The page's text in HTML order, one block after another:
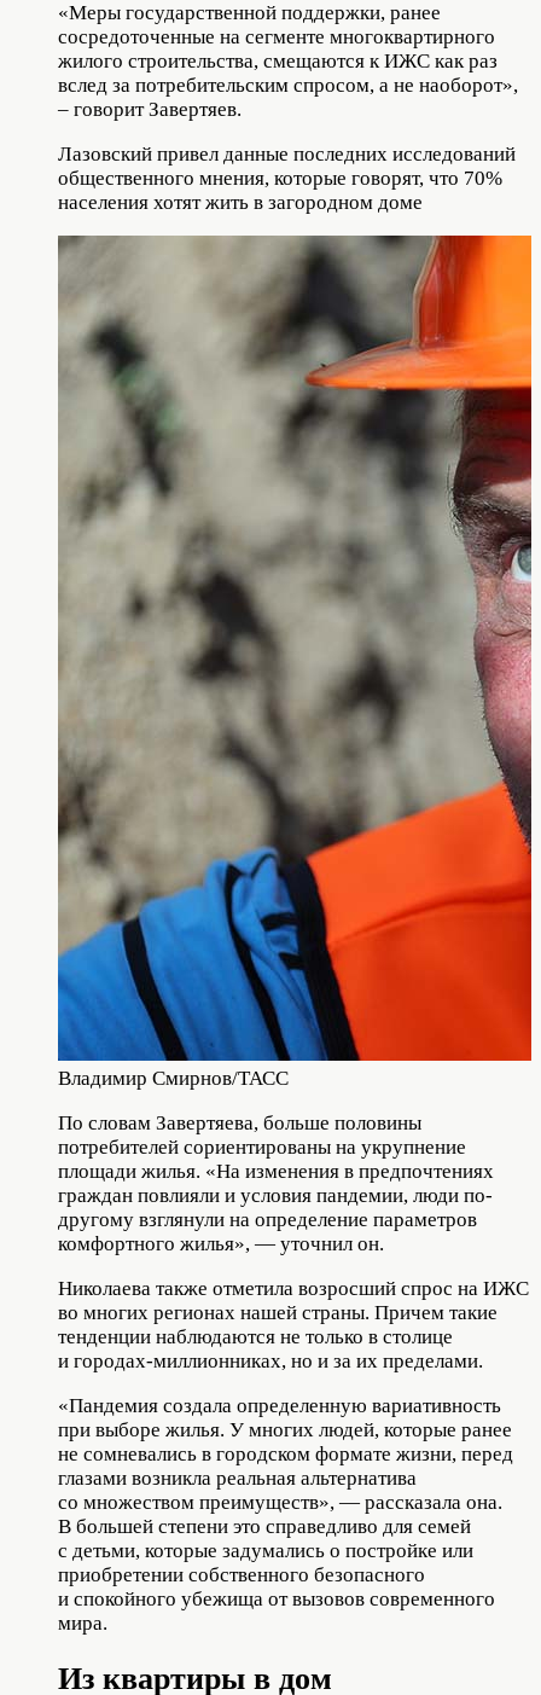
«Меры государственной поддержки, ранее
сосредоточенные на сегменте многоквартирного
жилого строительства, смещаются к ИЖС как раз
вслед за потребительским спросом, а не наоборот»,
– говорит Завертяев.
Лазовский привел данные последних исследований
общественного мнения, которые говорят, что 70%
населения хотят жить в загородном доме
Владимир Смирнов/ТАСС
По словам Завертяева, больше половины
потребителей сориентированы на укрупнение
площади жилья. «На изменения в предпочтениях
граждан повлияли и условия пандемии, люди по-
другому взглянули на определение параметров
комфортного жилья», — уточнил он.
Николаева также отметила возросший спрос на ИЖС
во многих регионах нашей страны. Причем такие
тенденции наблюдаются не только в столице
и городах-миллионниках, но и за их пределами.
«Пандемия создала определенную вариативность
при выборе жилья. У многих людей, которые ранее
не сомневались в городском формате жизни, перед
глазами возникла реальная альтернатива
со множеством преимуществ», — рассказала она.
В большей степени это справедливо для семей
с детьми, которые задумались о постройке или
приобретении собственного безопасного
и спокойного убежища от вызовов современного
мира.
Из квартиры в дом